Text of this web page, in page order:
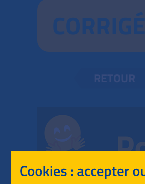
CORRIGÉ
RETOUR